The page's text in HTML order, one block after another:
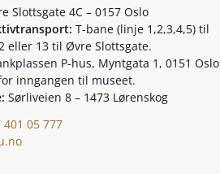
Slottsgate 4C – 0157 Oslo
T-bane (linje 1,2,3,4,5) til
eller 13 til Øvre Slottsgate.
P-hus, Myntgata 1, 0151 Oslo
inngangen til museet.
Sørliveien 8 – 1473 Lørenskog
401 05 777